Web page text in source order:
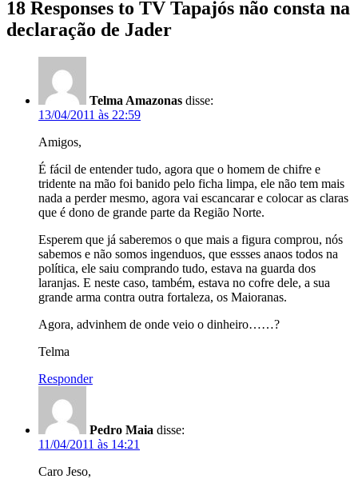
18 Responses to TV Tapajós não consta na
declaração de Jader
Telma Amazonas disse:
13/04/2011 às 22:59
Amigos,
É fácil de entender tudo, agora que o homem de chifre e
tridente na mão foi banido pelo ficha limpa, ele não tem mais
nada a perder mesmo, agora vai escancarar e colocar as claras
que é dono de grande parte da Região Norte.
Esperem que já saberemos o que mais a figura comprou, nós
sabemos e não somos ingenduos, que essses anaos todos na
política, ele saiu comprando tudo, estava na guarda dos
laranjas. E neste caso, também, estava no cofre dele, a sua
grande arma contra outra fortaleza, os Maioranas.
Agora, advinhem de onde veio o dinheiro……?
Telma
Responder
Pedro Maia disse:
11/04/2011 às 14:21
Caro Jeso,